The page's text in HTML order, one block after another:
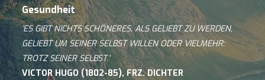
Gesundheit
'ES GIBT NICHTS SCHÖNERES, ALS GELIEBT ZU WERDEN,
GELIEBT UM SEINER SELBST WILLEN ODER VIELMEHR:
TROTZ SEINER SELBST.'
VICTOR HUGO (1802-85), FRZ. DICHTER